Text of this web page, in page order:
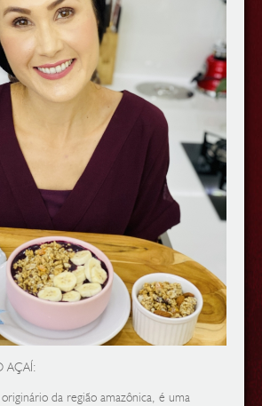
AÇAÍ:
da região amazônica, é uma